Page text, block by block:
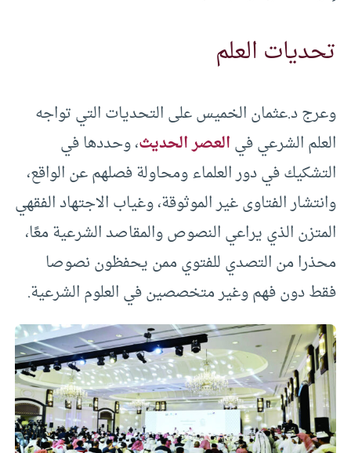
تحديات العلم
وعرج د.عثمان الخميس على التحديات التي تواجه
العلم الشرعي فيالعصر الحديث، وحددها في
التشكيك في دور العلماء ومحاولة فصلهم عن الواقع،
وانتشار الفتاوى غير الموثوقة، وغياب الاجتهاد الفقهي
المتزن الذي يراعي النصوص والمقاصد الشرعية معًا،
محذرا من التصدي للفتوي ممن يحفظون نصوصا
فقط دون فهم وغير متخصصين في العلوم الشرعية.